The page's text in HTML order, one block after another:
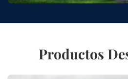
Productos